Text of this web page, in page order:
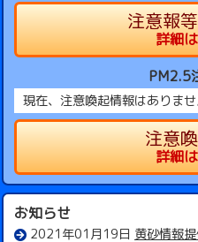
注意報
詳細
PM2.5
現在、注意喚起情報はありませ
注意
詳細
お知らせ
2021年01月19日 黄砂情報